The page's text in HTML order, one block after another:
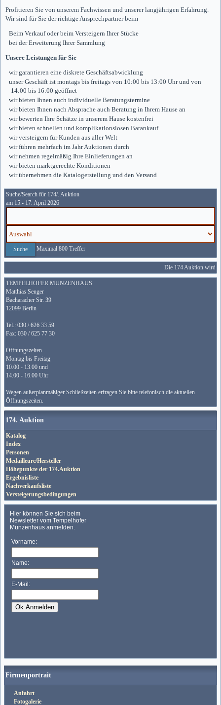
Profitieren Sie von unserem Fachwissen und unserer langjährigen Erfahrung.
Wir sind für Sie der richtige Ansprechpartner beim
Beim Verkauf oder beim Versteigern Ihrer Stücke
bei der Erweiterung Ihrer Sammlung
Unsere Leistungen für Sie
wir garantieren eine diskrete Geschäftsabwicklung
unser Geschäft ist montags bis freitags von 10:00 bis 13:00 Uhr und von
14:00 bis 16:00 geöffnet
wir bieten Ihnen auch individuelle Beratungstermine
wir bieten Ihnen nach Absprache auch Beratung in Ihrem Hause an
wir bewerten Ihre Schätze in unserem Hause kostenfrei
wir bieten schnellen und komplikationslosen Barankauf
wir versteigern für Kunden aus aller Welt
wir führen mehrfach im Jahr Auktionen durch
wir nehmen regelmäßig Ihre Einlieferungen an
wir bieten marktgerechte Konditionen
wir übernehmen die Katalogerstellung und den Versand
Suche/Search für 174/. Auktion
am 15.- 17. April 2026
Maximal 800 Treffer
Die 174 Auktion wird
TEMPELHOFER MÜNZENHAUS
Matthias Senger
Bacharacher Str. 39
12099 Berlin
Tel.: 030 / 626 33 59
Fax: 030 / 625 77 30
Öffnungszeiten
Montag bis Freitag
10.00 - 13.00 und
14.00 - 16.00 Uhr
Wegen außerplanmäßiger Schließzeiten erfragen Sie bitte telefonisch die aktuellen
Öffnungszeiten.
174. Auktion
Katalog
Index
Personen
Medailleure/Hersteller
Höhepunkte der 174.Auktion
Ergebnisliste
Nachverkaufsliste
Versteigerungsbedingungen
Firmenportrait
Anfahrt
Fotogalerie